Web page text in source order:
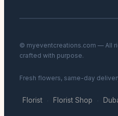
© myeventcreations.com — All
crafted with purpose.
Fresh flowers, same-day
Florist · Florist Shop ·